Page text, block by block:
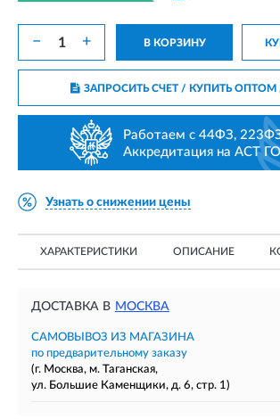
− + В КОРЗИНУ
ЗАПРОСИТЬ СЧЕТ / КУПИТЬ ОПТОМ
Работаем с 44ФЗ,
Аккредитация на АСТ
Узнать о снижении цены
ХАРАКТЕРИСТИКИ ОПИСАНИЕ
ДОСТАВКА В МОСКВА
САМОВЫВОЗ ИЗ МАГАЗИНА
по предварительному заказу
(г. Москва, м. Таганская,
ул. Большие Каменщики, д. 6, стр. 1)